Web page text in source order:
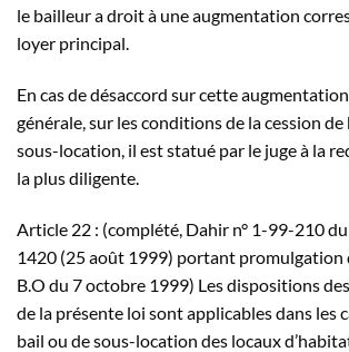
le bailleur a droit à une augmentation
loyer principal.
En cas de désaccord sur cette
générale, sur les conditions de la cession de
sous-location, il est statué par le juge à la
la plus diligente.
Article 22 : (complété, Dahir n° 1-99-210
1420 (25 août 1999) portant promulgation
B.O du 7 octobre 1999) Les dispositions
de la présente loi sont applicables dans les
bail ou de sous-location des locaux